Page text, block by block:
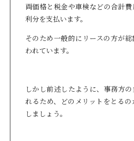
両価格と税金や車検などの合計
利分を支払います。
そのため一般的にリースの方が
われています。
しかし前述したように、事務方
れるため、どのメリットをとる
しましょう。